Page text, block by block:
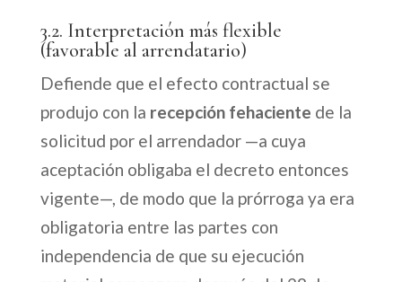
3.2. Interpretación más flexible
(favorable al arrendatario)
Defiende que el efecto contractual se
produjo con la recepción fehaciente de la
solicitud por el arrendador —a cuya
aceptación obligaba el decreto entonces
vigente—, de modo que la prórroga ya era
obligatoria entre las partes con
independencia de que su ejecución